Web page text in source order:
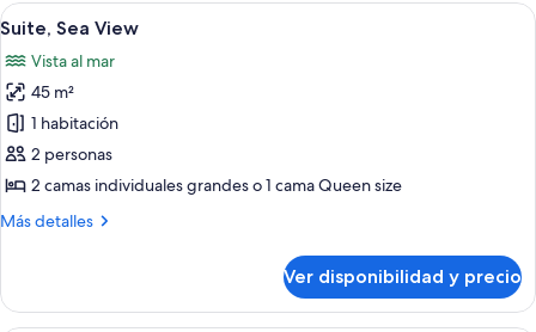
la
Ver
todas
las
fotos
de
Suite,
Sea
Una habitación de hotel moderna
15
Suite, Sea View
Vista al mar
45 m²
1 habitación
2 personas
2 camas individuales grandes o 1 cama Queen size
Más detalles
Más
Sea
View
Ver disponibilidad y precio